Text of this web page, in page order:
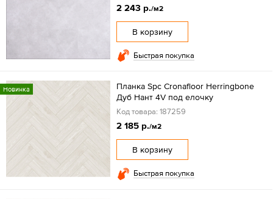
2 243 р./м2
В корзину
Быстрая покупка
Новинка
Планка Spc Cronafloor Herringbone
Дуб Нант 4V под елочку
Код товара: 187259
2 185 р./м2
В корзину
Быстрая покупка